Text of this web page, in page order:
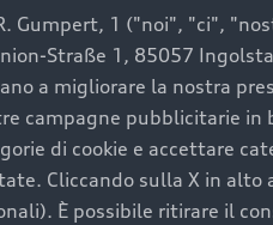
Gumpert, 1 ("noi", "ci",
Straße 1, 85057
a migliorare la nostra
campagne pubblicitarie in
di cookie e accettare
Cliccando sulla X in alto
È possibile ritirare il